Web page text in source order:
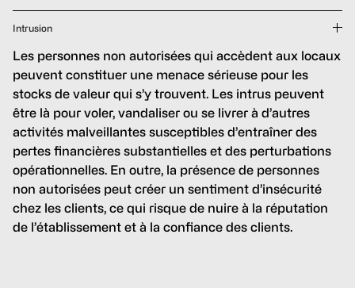
Intrusion
Les personnes non autorisées qui accèdent aux locaux
peuvent constituer une menace sérieuse pour les
stocks de valeur qui s’y trouvent. Les intrus peuvent
être là pour voler, vandaliser ou se livrer à d’autres
activités malveillantes susceptibles d’entraîner des
pertes financières substantielles et des perturbations
opérationnelles. En outre, la présence de personnes
non autorisées peut créer un sentiment d’insécurité
chez les clients, ce qui risque de nuire à la réputation
de l’établissement et à la confiance des clients.